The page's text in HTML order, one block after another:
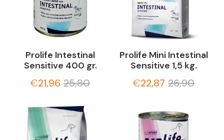
Prolife Intestinal
Sensitive 400 gr.
€21,96 25,80
Prolife Mini Intestinal
Sensitive 1,5 kg.
€22,87 26,90